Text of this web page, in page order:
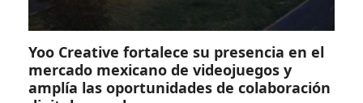
Yoo Creative fortalece su presencia en el
mercado mexicano de videojuegos y
amplía las oportunidades de colaboración